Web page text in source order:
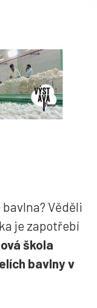
Věděli
je zapotřebí
škola
bavlny v